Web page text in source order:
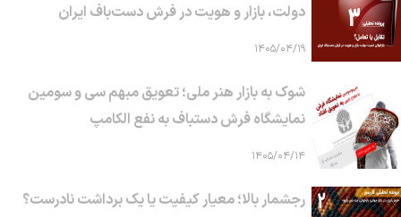
دولت، بازار و هویت در فرش دست‌باف ایران
۱۴۰۵/۰۴/۱۹
شوک به بازار هنر ملی؛ تعویق مبهم سی و سومین
نمایشگاه فرش دستباف به نفع الکامپ
۱۴۰۵/۰۴/۱۴
رجشمار بالا؛ معیار کیفیت یا یک برداشت نادرست؟